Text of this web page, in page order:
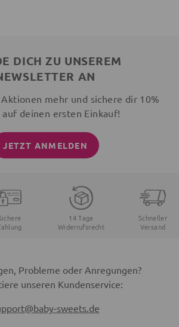
DICH ZU UNSEREM
AN
mehr und sichere dir 10%
auf deinen ersten Einkauf!
JETZT ANMELDEN
14 Tage
Widerrufsrecht
Schneller
Versand
Probleme oder Anregungen?
unseren Kundenservice:
sweets.de